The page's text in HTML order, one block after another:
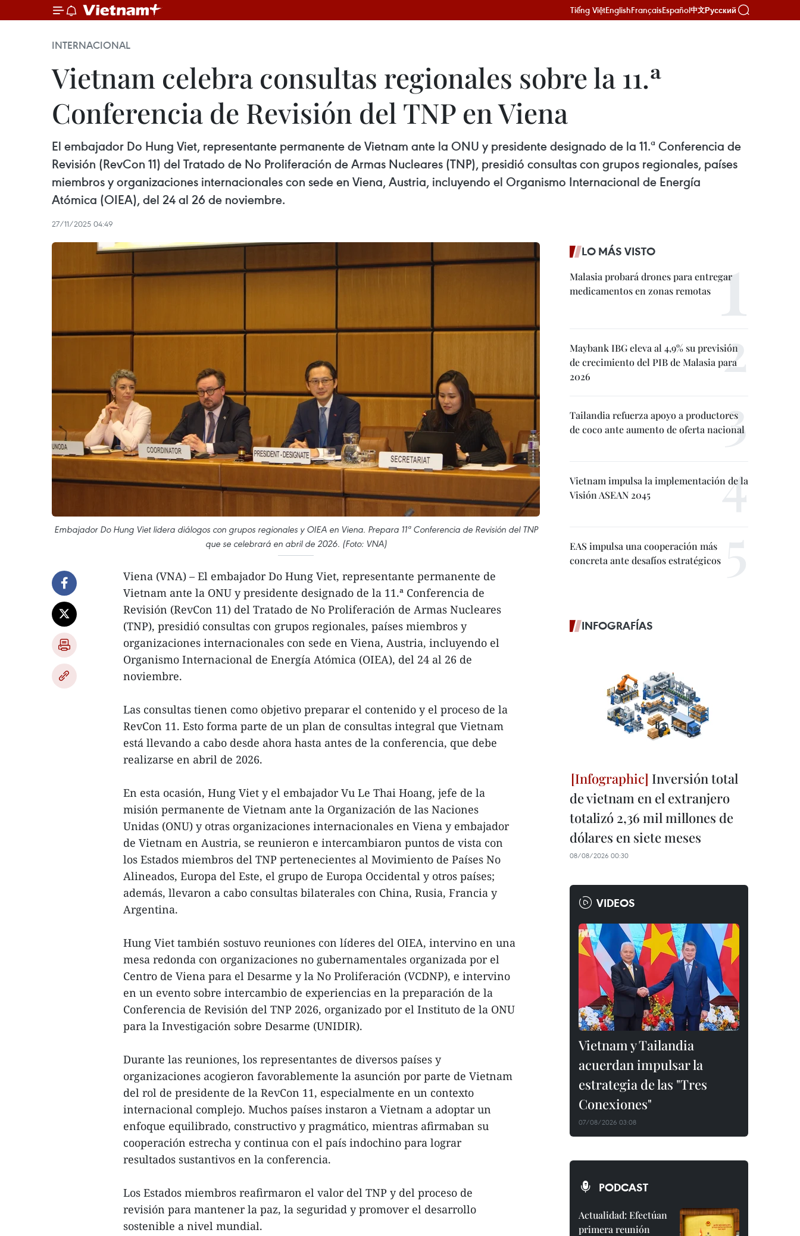
Tiếng ViệtEnglishFrançaisEspañol中文Русский
INTERNACIONAL
Vietnam celebra consultas regionales sobre la 11.ª
Conferencia de Revisión del TNP en Viena
El embajador Do Hung Viet, representante permanente de Vietnam ante la ONU y presidente designado de la 11.ª Conferencia de
Revisión (RevCon 11) del Tratado de No Proliferación de Armas Nucleares (TNP), presidió consultas con grupos regionales, países
miembros y organizaciones internacionales con sede en Viena, Austria, incluyendo el Organismo Internacional de Energía
Atómica (OIEA), del 24 al 26 de noviembre.
27/11/2025 04:49
Embajador Do Hung Viet lidera diálogos con grupos regionales y OIEA en Viena. Prepara 11ª Conferencia de Revisión del TNP
que se celebrará en abril de 2026. (Foto: VNA)
Viena (VNA) – El embajador Do Hung Viet, representante permanente de
Vietnam ante la ONU y presidente designado de la 11.ª Conferencia de
Revisión (RevCon 11) del Tratado de No Proliferación de Armas Nucleares
(TNP), presidió consultas con grupos regionales, países miembros y
organizaciones internacionales con sede en Viena, Austria, incluyendo el
Organismo Internacional de Energía Atómica (OIEA), del 24 al 26 de
noviembre.
Las consultas tienen como objetivo preparar el contenido y el proceso de la
RevCon 11. Esto forma parte de un plan de consultas integral que Vietnam
está llevando a cabo desde ahora hasta antes de la conferencia, que debe
realizarse en abril de 2026.
En esta ocasión, Hung Viet y el embajador Vu Le Thai Hoang, jefe de la
misión permanente de Vietnam ante la Organización de las Naciones
Unidas (ONU) y otras organizaciones internacionales en Viena y embajador
de Vietnam en Austria, se reunieron e intercambiaron puntos de vista con
los Estados miembros del TNP pertenecientes al Movimiento de Países No
Alineados, Europa del Este, el grupo de Europa Occidental y otros países;
además, llevaron a cabo consultas bilaterales con China, Rusia, Francia y
Argentina.
Hung Viet también sostuvo reuniones con líderes del OIEA, intervino en una
mesa redonda con organizaciones no gubernamentales organizada por el
Centro de Viena para el Desarme y la No Proliferación (VCDNP), e intervino
en un evento sobre intercambio de experiencias en la preparación de la
Conferencia de Revisión del TNP 2026, organizado por el Instituto de la ONU
para la Investigación sobre Desarme (UNIDIR).
Durante las reuniones, los representantes de diversos países y
organizaciones acogieron favorablemente la asunción por parte de Vietnam
del rol de presidente de la RevCon 11, especialmente en un contexto
internacional complejo. Muchos países instaron a Vietnam a adoptar un
enfoque equilibrado, constructivo y pragmático, mientras afirmaban su
cooperación estrecha y continua con el país indochino para lograr
resultados sustantivos en la conferencia.
Los Estados miembros reafirmaron el valor del TNP y del proceso de
revisión para mantener la paz, la seguridad y promover el desarrollo
sostenible a nivel mundial.
LO MÁS VISTO
Malasia probará drones para entregar
medicamentos en zonas remotas
Maybank IBG eleva al 4,9% su previsión
de crecimiento del PIB de Malasia para
2026
Tailandia refuerza apoyo a productores
de coco ante aumento de oferta nacional
Vietnam impulsa la implementación de la
Visión ASEAN 2045
EAS impulsa una cooperación más
concreta ante desafíos estratégicos
INFOGRAFÍAS
Inversión total
de vietnam en el extranjero
totalizó 2,36 mil millones de
dólares en siete meses
08/08/2026 00:30
VIDEOS
Vietnam y Tailandia
acuerdan impulsar la
estrategia de las "Tres
Conexiones"
07/08/2026 03:08
PODCAST
Actualidad: Efectúan
primera reunión